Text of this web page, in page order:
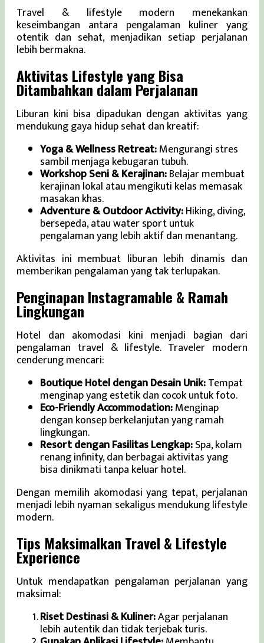
Travel & lifestyle modern menekankan
keseimbangan antara pengalaman kuliner yang
otentik dan sehat, menjadikan setiap perjalanan
lebih bermakna.
Aktivitas Lifestyle yang Bisa
Ditambahkan dalam Perjalanan
Liburan kini bisa dipadukan dengan aktivitas yang
mendukung gaya hidup sehat dan kreatif:
Yoga & Wellness Retreat:Mengurangi stres
sambil menjaga kebugaran tubuh.
Workshop Seni & Kerajinan:Belajar membuat
kerajinan lokal atau mengikuti kelas memasak
masakan khas.
Adventure & Outdoor Activity:Hiking, diving,
bersepeda, atau water sport untuk
pengalaman yang lebih aktif dan menantang.
Aktivitas ini membuat liburan lebih dinamis dan
memberikan pengalaman yang tak terlupakan.
Penginapan Instagramable & Ramah
Lingkungan
Hotel dan akomodasi kini menjadi bagian dari
pengalaman travel & lifestyle. Traveler modern
cenderung mencari:
Boutique Hotel dengan Desain Unik:Tempat
menginap yang estetik dan cocok untuk foto.
Eco-Friendly Accommodation:Menginap
dengan konsep berkelanjutan yang ramah
lingkungan.
Resort dengan Fasilitas Lengkap:Spa, kolam
renang infinity, dan berbagai aktivitas yang
bisa dinikmati tanpa keluar hotel.
Dengan memilih akomodasi yang tepat, perjalanan
menjadi lebih nyaman sekaligus mendukung lifestyle
modern.
Tips Maksimalkan Travel & Lifestyle
Experience
Untuk mendapatkan pengalaman perjalanan yang
maksimal:
Riset Destinasi & Kuliner:Agar perjalanan
lebih autentik dan tidak terjebak turis.